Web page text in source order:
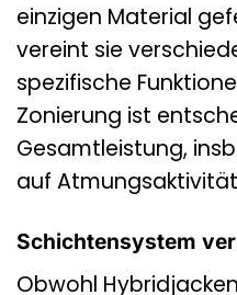
einzigen Material
vereint sie
spezifische
Zonierung ist
Gesamtleistung,
auf
Schichtensystem
Obwohl